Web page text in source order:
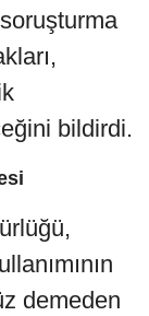
bildirdi.
demeden